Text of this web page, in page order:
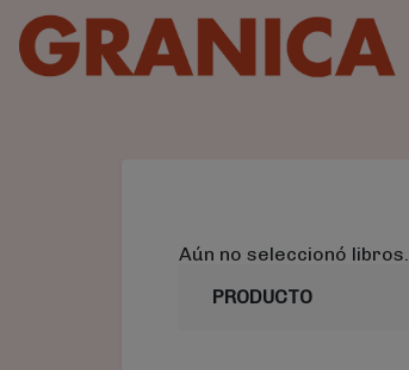
Aún no seleccionó libros.
PRODUCTO